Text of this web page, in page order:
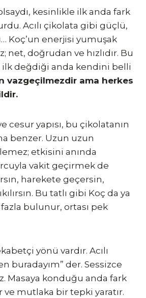
kesinlikle ilk anda fark
Acılı çikolata gibi güçlü,
Koç’un enerjisi yumuşak
net, doğrudan ve hızlıdır. Bu
ilk değdiği anda kendini belli
vazgeçilmezdir ama herkes
cesur yapısı, bu çikolatanın
benzer. Uzun uzun
etkisini anında
vakit geçirmek de
harekete geçersin,
Bu tatlı gibi Koç da ya
bulunur, ortası pek
yönü vardır. Acılı
buradayım” der. Sessizce
Masaya konduğu anda fark
mutlaka bir tepki yaratır.